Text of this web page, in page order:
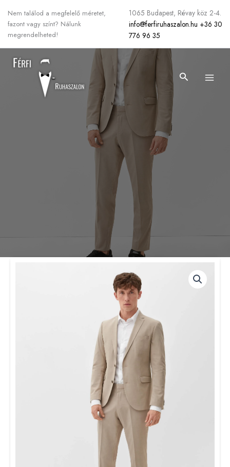
Nem találod a megfelelő méretet,
fazont vagy színt? Nálunk
megrendelheted!
1065 Budapest, Révay köz 2-4.
info@ferfiruhaszalon.hu +36 30
776 96 35
Search